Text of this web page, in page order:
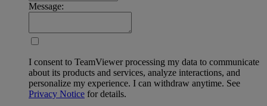
Message:
I consent to TeamViewer processing my data to communicate
about its products and services, analyze interactions, and
personalize my experience. I can withdraw anytime. See
Privacy Notice for details.